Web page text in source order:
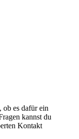
ob es dafür ein
kannst du
Kontakt